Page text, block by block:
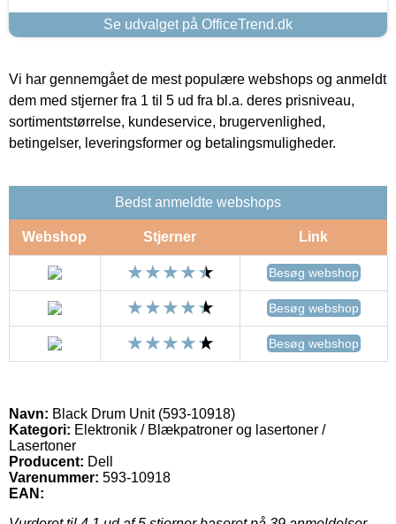
Se udvalget på OfficeTrend.dk
Vi har gennemgået de mest populære webshops og anmeldt
dem med stjerner fra 1 til 5 ud fra bl.a. deres prisniveau,
sortimentstørrelse, kundeservice, brugervenlighed,
betingelser, leveringsformer og betalingsmuligheder.
Bedst anmeldte webshops
Webshop Stjerner Link
Besøg webshop
Besøg webshop
Besøg webshop
Navn: Black Drum Unit (593-10918)
Kategori: Elektronik / Blækpatroner og lasertoner /
Lasertoner
Producent: Dell
Varenummer: 593-10918
EAN: